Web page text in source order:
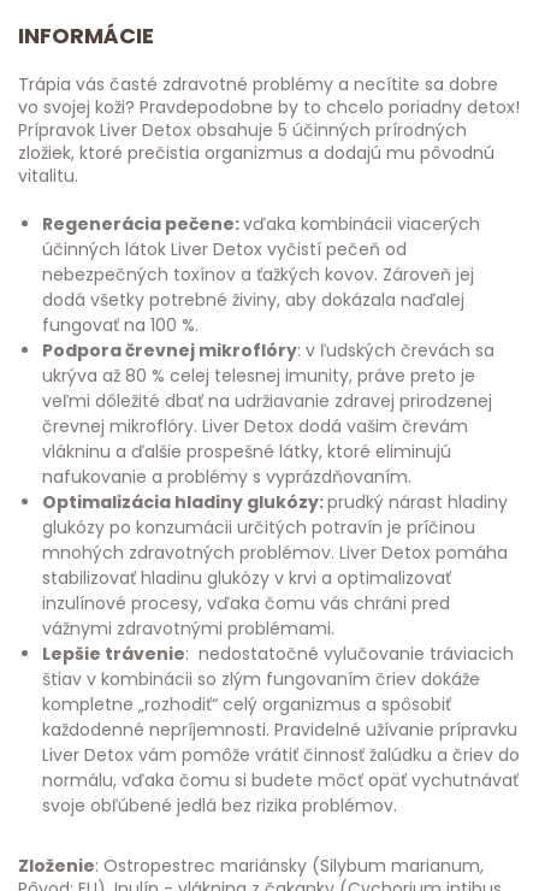
INFORMÁCIE
Trápia vás časté zdravotné problémy a necítite sa dobre
vo svojej koži? Pravdepodobne by to chcelo poriadny detox!
Prípravok Liver Detox obsahuje 5 účinných prírodných
zložiek, ktoré prečistia organizmus a dodajú mu pôvodnú
vitalitu.
Regenerácia pečene:vďaka kombinácii viacerých
účinných látok Liver Detox vyčistí pečeň od
nebezpečných toxínov a ťažkých kovov. Zároveň jej
dodá všetky potrebné živiny, aby dokázala naďalej
fungovať na 100 %.
Podpora črevnej mikroflóry: v ľudských črevách sa
ukrýva až 80 % celej telesnej imunity, práve preto je
veľmi dôležité dbať na udržiavanie zdravej prirodzenej
črevnej mikroflóry. Liver Detox dodá vašim črevám
vlákninu a ďalšie prospešné látky, ktoré eliminujú
nafukovanie a problémy s vyprázdňovaním.
Optimalizácia hladiny glukózy:prudký nárast hladiny
glukózy po konzumácii určitých potravín je príčinou
mnohých zdravotných problémov. Liver Detox pomáha
stabilizovať hladinu glukózy v krvi a optimalizovať
inzulínové procesy, vďaka čomu vás chráni pred
vážnymi zdravotnými problémami.
Lepšie trávenie: nedostatočné vylučovanie tráviacich
štiav v kombinácii so zlým fungovaním čriev dokáže
kompletne „rozhodiť“ celý organizmus a spôsobiť
každodenné nepríjemnosti. Pravidelné užívanie prípravku
Liver Detox vám pomôže vrátiť činnosť žalúdku a čriev do
normálu, vďaka čomu si budete môcť opäť vychutnávať
svoje obľúbené jedlá bez rizika problémov.
Zloženie: Ostropestrec mariánsky (Silybum marianum,